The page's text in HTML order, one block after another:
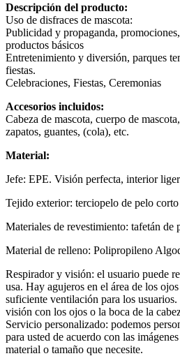
Descripción del producto:
Uso de disfraces de mascota:
Publicidad y propaganda,
productos básicos
Entretenimiento y diversión, parques
fiestas.
Celebraciones, Fiestas, Ceremonias
Accesorios incluidos:
Cabeza de mascota, cuerpo de
zapatos, guantes, (cola), etc.
Material:
Jefe: EPE. Visión perfecta, interior
Tejido exterior: terciopelo de pelo corto
Materiales de revestimiento: tafetán de
Material de relleno: Polipropileno
Respirador y visión: el usuario puede
usa. Hay agujeros en el área de los
suficiente ventilación para los
visión con los ojos o la boca de la
Servicio personalizado: podemos
para usted de acuerdo con las
material o tamaño que necesite.